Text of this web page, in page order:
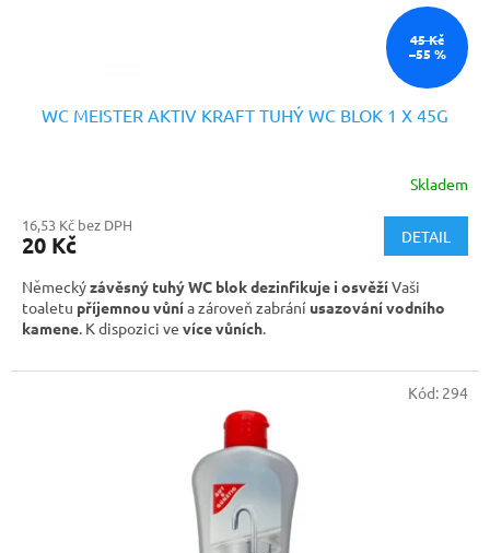
45 Kč
–55 %
WC MEISTER AKTIV KRAFT TUHÝ WC BLOK 1 X 45G
Skladem
16,53 Kč bez DPH
20 Kč DETAIL
Německýzávěsný tuhý WC blok dezinfikuje i osvěžíVaši
toaletu příjemnou vůnía zároveň zabrání usazování vodního
kamene. K dispozici ve více vůních.
Kód: 294